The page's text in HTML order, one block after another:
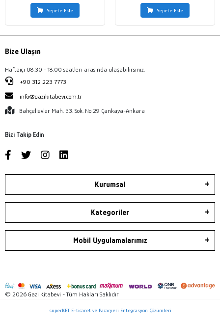
Sepete Ekle Sepete Ekle
Bize Ulaşın
Haftaiçi 08:30 - 18:00 saatleri arasında ulaşabilirsiniz.
+90 312 223 7773
info@gazikitabevi.com.tr
Bahçelievler Mah. 53. Sok. No:29 Çankaya-Ankara
Bizi Takip Edin
Kurumsal
Kategoriler
Mobil Uygulamalarımız
© 2026 Gazi Kitabevi - Tüm Hakları Saklıdır
superKET E-ticaret ve Pazaryeri Entegrasyon Çözümleri